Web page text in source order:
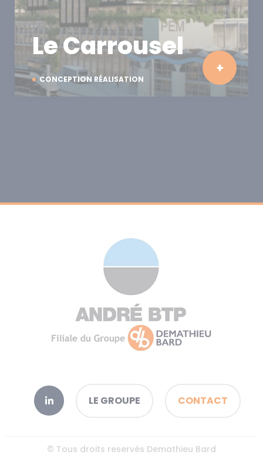
CONCEPTION RÉALISATION
Le Carrousel
LE GROUPE CONTACT
© Tous droits reservés Demathieu Bard